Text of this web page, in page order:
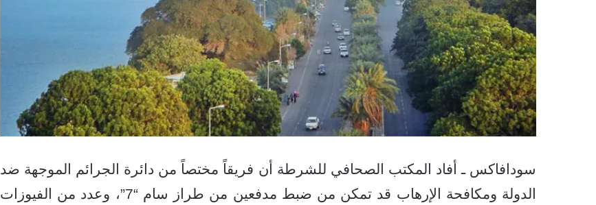
سودافاكس ـ أفاد المكتب الصحافي للشرطة أن فريقاً مختصاً من دائرة الجرائم الموجهة ضد
الدولة ومكافحة الإرهاب قد تمكن من ضبط مدفعين من طراز سام “7”، وعدد من الفيوزات